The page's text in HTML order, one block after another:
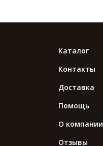
Каталог
Контакты
Доставка
Помощь
О компании
Отзывы